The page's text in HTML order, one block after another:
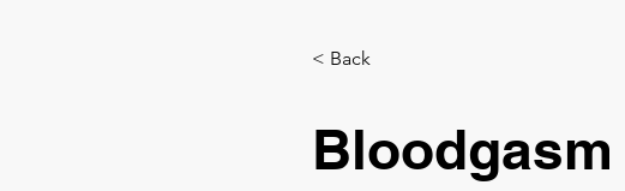
< Back
Bloodgasm